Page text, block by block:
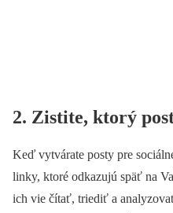
2. Zistite, ktorý
Keď vytvárate posty pre
linky, ktoré odkazujú späť na
ich vie čítať, triediť a